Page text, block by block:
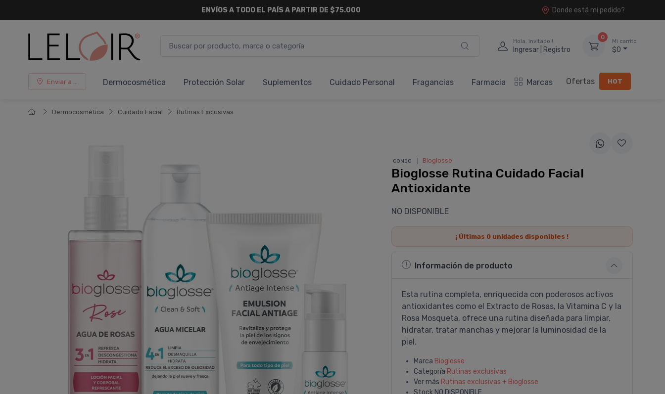
ENVÍOS A TODO EL PAÍS A PARTIR DE $75.000
Donde está mi pedido?
Hola, invitado !
Ingresar | Registro
0
Mi carrito
$0
Enviar a ... Dermocosmética Protección Solar Suplementos Cuidado Personal Fragancias Farmacia Marcas Ofertas HOT
Dermocosmética Cuidado Facial Rutinas Exclusivas
COMBO Bioglosse
Bioglosse Rutina Cuidado Facial
Antioxidante
NO DISPONIBLE
¡ Últimas 0 unidades disponibles !
Información de producto
Esta rutina completa, enriquecida con poderosos activos
antioxidantes como el Extracto de Rosas, la Vitamina C y la
Rosa Mosqueta, ofrece una rutina diseñada para limpiar,
hidratar, tratar manchas y mejorar la luminosidad de la
piel.
Marca Bioglosse
Categoría Rutinas exclusivas
Ver más Rutinas exclusivas + Bioglosse
Stock NO DISPONIBLE